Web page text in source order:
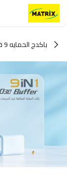
تخطي للذهاب إلى المحتوى
باكدج الحمايه 9 في 1